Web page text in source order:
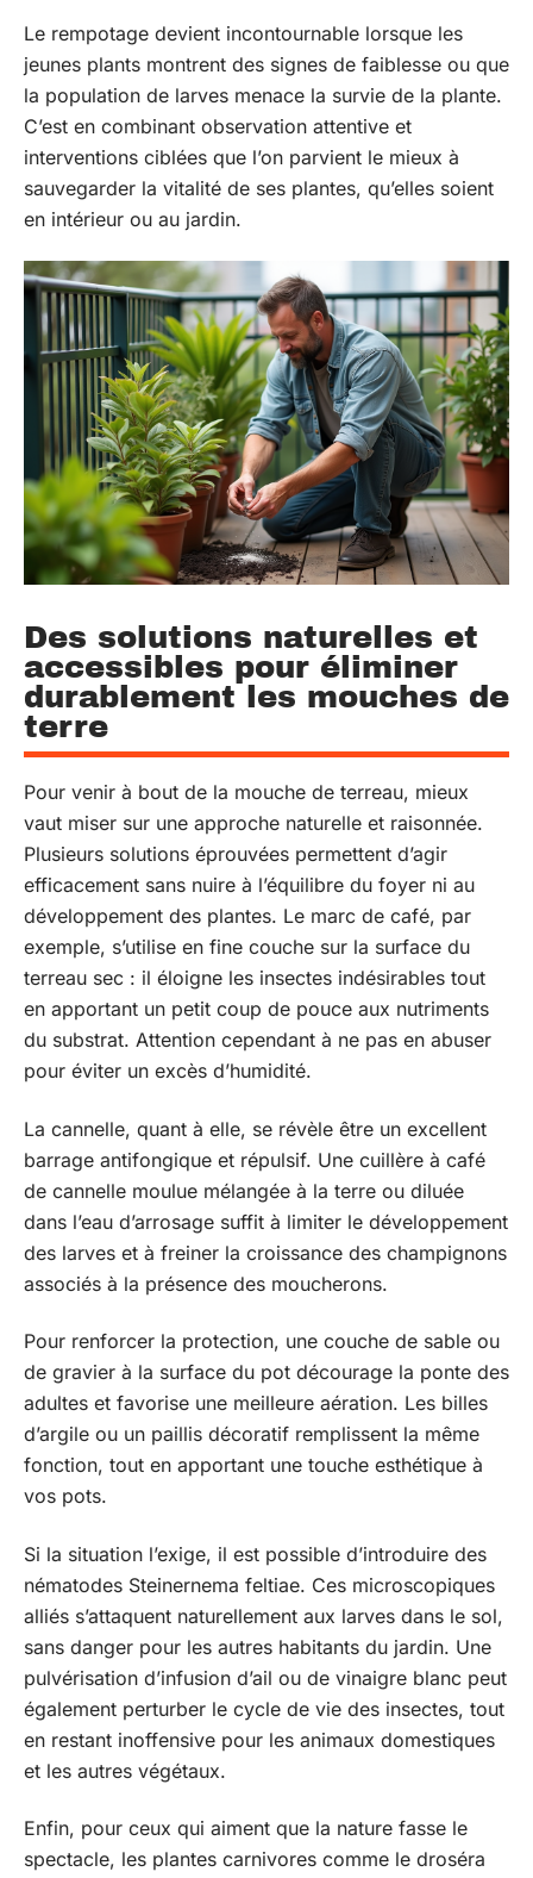
Le rempotage devient incontournable lorsque les
jeunes plants montrent des signes de faiblesse ou que
la population de larves menace la survie de la plante.
C’est en combinant observation attentive et
interventions ciblées que l’on parvient le mieux à
sauvegarder la vitalité de ses plantes, qu’elles soient
en intérieur ou au jardin.
Des solutions naturelles et
accessibles pour éliminer
durablement les mouches de
terre
Pour venir à bout de la mouche de terreau, mieux
vaut miser sur une approche naturelle et raisonnée.
Plusieurs solutions éprouvées permettent d’agir
efficacement sans nuire à l’équilibre du foyer ni au
développement des plantes. Le marc de café, par
exemple, s’utilise en fine couche sur la surface du
terreau sec : il éloigne les insectes indésirables tout
en apportant un petit coup de pouce aux nutriments
du substrat. Attention cependant à ne pas en abuser
pour éviter un excès d’humidité.
La cannelle, quant à elle, se révèle être un excellent
barrage antifongique et répulsif. Une cuillère à café
de cannelle moulue mélangée à la terre ou diluée
dans l’eau d’arrosage suffit à limiter le développement
des larves et à freiner la croissance des champignons
associés à la présence des moucherons.
Pour renforcer la protection, une couche de sable ou
de gravier à la surface du pot décourage la ponte des
adultes et favorise une meilleure aération. Les billes
d’argile ou un paillis décoratif remplissent la même
fonction, tout en apportant une touche esthétique à
vos pots.
Si la situation l’exige, il est possible d’introduire des
nématodes Steinernema feltiae. Ces microscopiques
alliés s’attaquent naturellement aux larves dans le sol,
sans danger pour les autres habitants du jardin. Une
pulvérisation d’infusion d’ail ou de vinaigre blanc peut
également perturber le cycle de vie des insectes, tout
en restant inoffensive pour les animaux domestiques
et les autres végétaux.
Enfin, pour ceux qui aiment que la nature fasse le
spectacle, les plantes carnivores comme le droséra